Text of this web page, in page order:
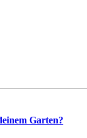
Garten?